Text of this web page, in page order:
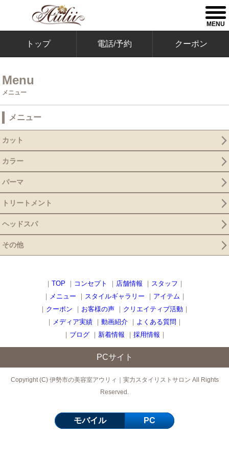
MENU
トップ 電話/予約 クーポン
Menu
メニュー
メニュー
カット
カラー
パーマ
トリートメント
ヘッドスパ
その他
｜ TOP ｜ コンセプト ｜ 店舗情報 ｜ スタッフ ｜
｜ メニュー ｜ スタイルギャラリー ｜ アイテム ｜
｜ クーポン ｜ お客様の声 ｜ クリエイティブ活動 ｜
｜ メディア実績 ｜ 動画紹介 ｜ よくある質問 ｜
｜ ブログ｜ 新着情報 ｜ 採用情報 ｜
PCサイト
Copyright (C) 伊勢市の美容室アウリィ｜実力スタイリストサロン All Rights
Reserved.
モバイル PC